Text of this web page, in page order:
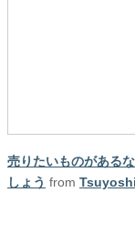
売りたいものがある
しょう from